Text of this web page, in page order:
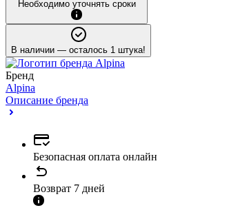
Необходимо уточнять сроки
В наличии — осталось 1 штука!
Бренд
Alpina
Описание бренда
Безопасная оплата онлайн
Возврат 7 дней